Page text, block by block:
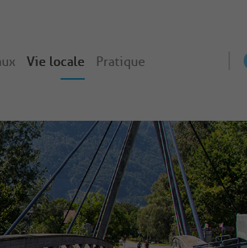
Vie locale Pratique